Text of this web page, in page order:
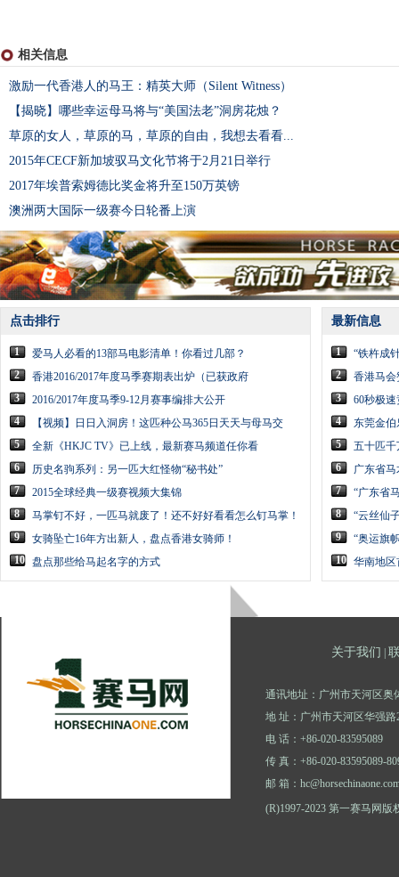
相关信息
激励一代香港人的马王：精英大师（Silent Witness）
【揭晓】哪些幸运母马将与“美国法老”洞房花烛？
草原的女人，草原的马，草原的自由，我想去看看...
2015年CECF新加坡驭马文化节将于2月21日举行
2017年埃普索姆德比奖金将升至150万英镑
澳洲两大国际一级赛今日轮番上演
点击排行
1
爱马人必看的13部马电影清单！你看过几部？
2
香港2016/2017年度马季赛期表出炉（已获政府
3
2016/2017年度马季9-12月赛事编排大公开
4
【视频】日日入洞房！这匹种公马365日天天与母马交
5
全新《HKJC TV》已上线，最新赛马频道任你看
6
历史名驹系列：另一匹大红怪物“秘书处”
7
2015全球经典一级赛视频大集锦
8
马掌钉不好，一匹马就废了！还不好好看看怎么钉马掌！
9
女骑坠亡16年方出新人，盘点香港女骑师！
10 盘点那些给马起名字的方式
最新信息
1
“铁杵成
2
香港马会
3
60秒极
4
东莞金伯
5
五十匹千
6
广东省
7
“广东省
8
“云丝仙
9
“奥运旗
10 华南地区
关于我们
通讯地址：广州市天河区奥
地 址：广州市天河区华强路
电 话：+86-020-83595089
传 真：+86-020-83595089-
邮 箱：
(R)1997-2023 第一赛马网版